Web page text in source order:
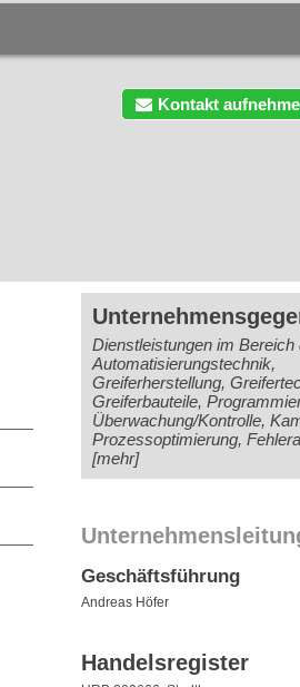
Kontakt
Dienstleistungen im Bereich
Automatisierungstechnik,
Greiferherstellung,
Greiferbauteile,
Überwachung/Kontrolle,
Prozessoptimierung,
[mehr]
Geschäftsführung
Andreas Höfer
Handelsregister